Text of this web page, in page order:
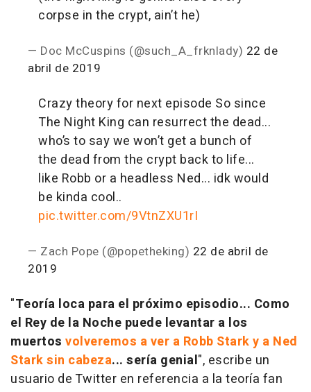
corpse in the crypt, ain’t he)
— Doc McCuspins (@such_A_frknlady) 22 de
abril de 2019
Crazy theory for next episode So since
The Night King can resurrect the dead...
who’s to say we won’t get a bunch of
the dead from the crypt back to life...
like Robb or a headless Ned... idk would
be kinda cool..
pic.twitter.com/9VtnZXU1rI
— Zach Pope (@popetheking) 22 de abril de
2019
"Teoría loca para el próximo episodio... Como
el Rey de la Noche puede levantar a los
muertos volveremos a ver a Robb Stark y a Ned
Stark sin cabeza... sería genial", escribe un
usuario de Twitter en referencia a la teoría fan